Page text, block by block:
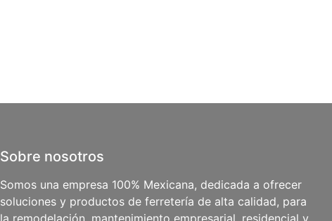
Sobre nosotros
Somos una empresa 100% Mexicana, dedicada a ofrecer
soluciones y productos de ferretería de alta calidad, para
la remodelación, mantenimiento empresarial, residencial y